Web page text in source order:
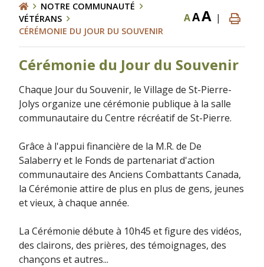
NOTRE COMMUNAUTÉ
VÉTÉRANS
CÉRÉMONIE DU JOUR DU SOUVENIR
AAA |
Cérémonie du Jour du Souvenir
Chaque Jour du Souvenir, le Village de St-Pierre-
Jolys organize une cérémonie publique à la salle
communautaire du Centre récréatif de St-Pierre.
Grâce à l'appui financière de la M.R. de De
Salaberry et le Fonds de partenariat d'action
communautaire des Anciens Combattants Canada,
la Cérémonie attire de plus en plus de gens, jeunes
et vieux, à chaque année.
La Cérémonie débute à 10h45 et figure des vidéos,
des clairons, des prières, des témoignages, des
chançons et autres...